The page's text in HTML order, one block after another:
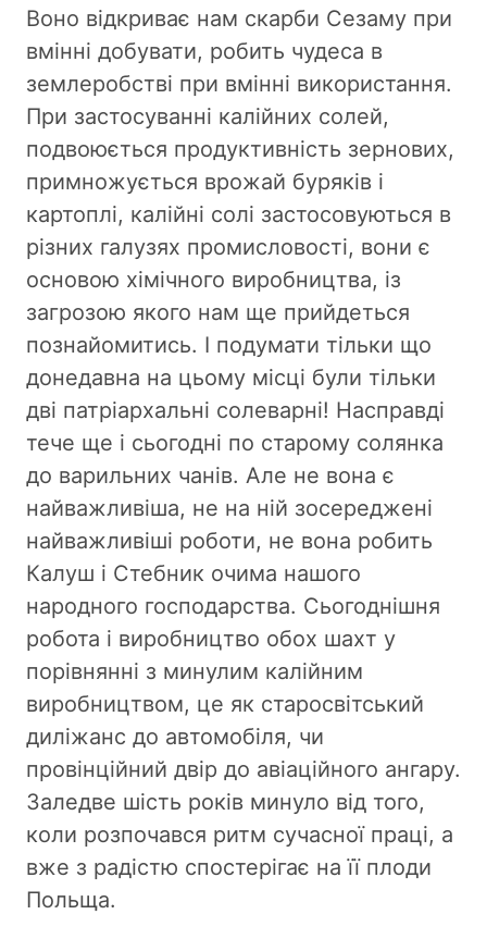
Воно відкриває нам скарби Сезаму при
вмінні добувати, робить чудеса в
землеробстві при вмінні використання.
При застосуванні калійних солей,
подвоюється продуктивність зернових,
примножується врожай буряків і
картоплі, калійні солі застосовуються в
різних галузях промисловості, вони є
основою хімічного виробництва, із
загрозою якого нам ще прийдеться
познайомитись. І подумати тільки що
донедавна на цьому місці були тільки
дві патріархальні солеварні! Насправді
тече ще і сьогодні по старому солянка
до варильних чанів. Але не вона є
найважливіша, не на ній зосереджені
найважливіші роботи, не вона робить
Калуш і Стебник очима нашого
народного господарства. Сьогоднішня
робота і виробництво обох шахт у
порівнянні з минулим калійним
виробництвом, це як старосвітський
диліжанс до автомобіля, чи
провінційний двір до авіаційного ангару.
Заледве шість років минуло від того,
коли розпочався ритм сучасної праці, а
вже з радістю спостерігає на її плоди
Польща.